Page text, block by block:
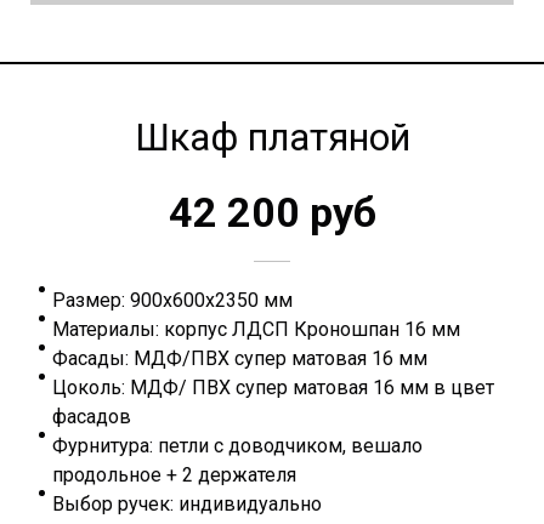
Шкаф платяной
42 200 руб
Размер: 900х600х2350 мм
Материалы: корпус ЛДСП Кроношпан 16 мм
Фасады: МДФ/ПВХ супер матовая 16 мм
Цоколь: МДФ/ ПВХ супер матовая 16 мм в цвет
фасадов
Фурнитура: петли с доводчиком, вешало
продольное + 2 держателя
Выбор ручек: индивидуально